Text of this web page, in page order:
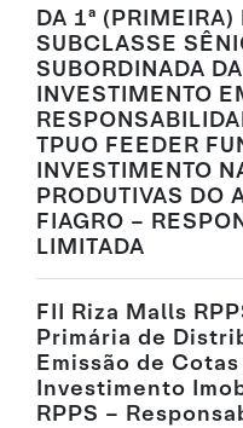
DA 1ª
SUBCLASSE
SUBORDINADA
INVESTIMENTO
TPUO FEEDER
INVESTIMENTO
PRODUTIVAS DO
FIAGRO –
LIMITADA
FII Riza Malls
Primária de
Emissão de
Investimento
RPPS –